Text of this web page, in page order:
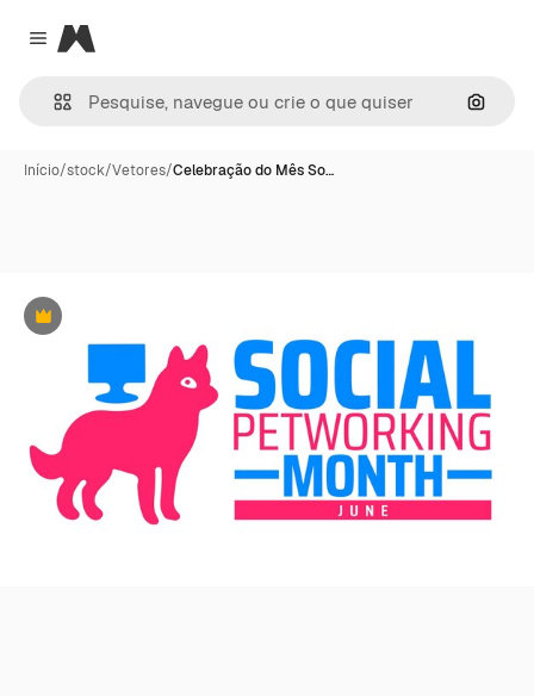
Close menu
Magnific
Início/stock/Vetores/Celebração do Mês So…
Premium